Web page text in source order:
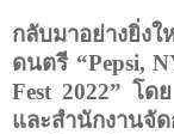
กลับมาอย่างยิ่
ดนตรี “Pepsi,
Fest 2022” โดย
และสำนักง